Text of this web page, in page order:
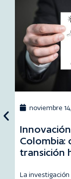
noviembre
Colombia:
transición
La